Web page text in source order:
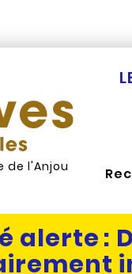
de l'Anjou
alerte :